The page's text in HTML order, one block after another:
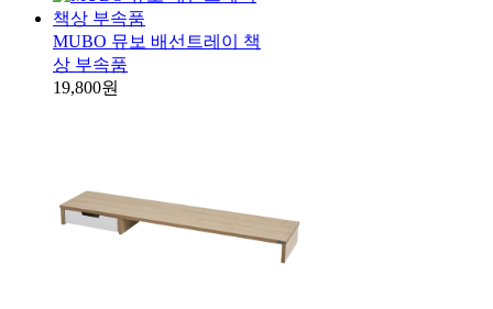
MUBO 뮤보 배선트레이 책
상 부속품
19,800원